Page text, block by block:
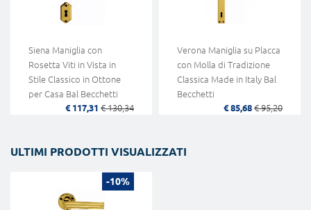
Siena Maniglia con
Rosetta Viti in Vista in
Stile Classico in Ottone
per Casa Bal Becchetti
€ 117,31 € 130,34
Verona Maniglia su Placca
con Molla di Tradizione
Classica Made in Italy Bal
Becchetti
€ 85,68 € 95,20
ULTIMI PRODOTTI VISUALIZZATI
-10%